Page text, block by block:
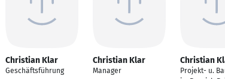
Christian Klar
Geschäftsführung
Christian Klar
Manager
Christian
Projekt- u.